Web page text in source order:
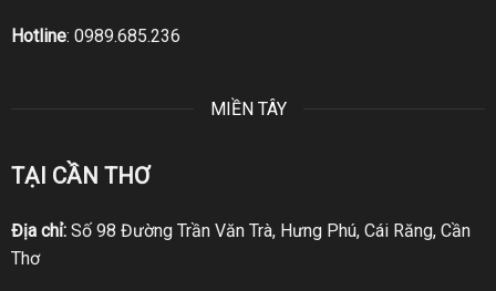
Hotline: 0989.685.236
MIỀN TÂY
TẠI CẦN THƠ
Địa chỉ:Số 98 Đường Trần Văn Trà, Hưng Phú, Cái Răng, Cần
Thơ